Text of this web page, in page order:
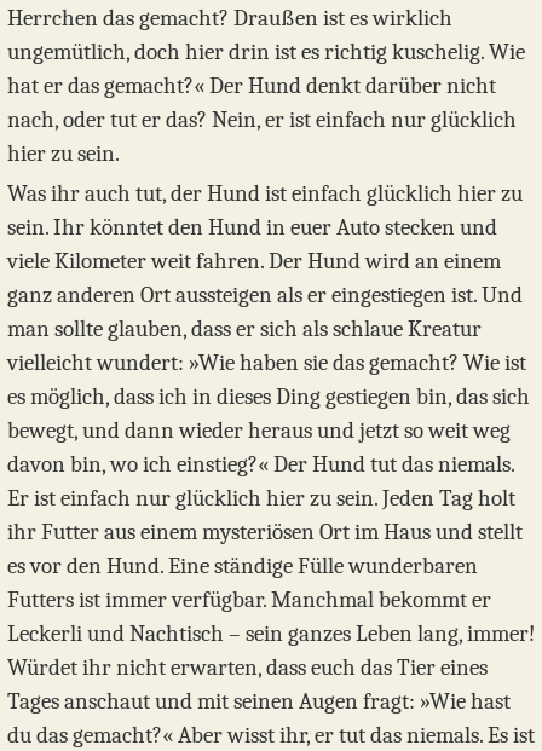
Herrchen das gemacht? Draußen ist es wirklich
ungemütlich, doch hier drin ist es richtig kuschelig. Wie
hat er das gemacht?« Der Hund denkt darüber nicht
nach, oder tut er das? Nein, er ist einfach nur glücklich
hier zu sein.
Was ihr auch tut, der Hund ist einfach glücklich hier zu
sein. Ihr könntet den Hund in euer Auto stecken und
viele Kilometer weit fahren. Der Hund wird an einem
ganz anderen Ort aussteigen als er eingestiegen ist. Und
man sollte glauben, dass er sich als schlaue Kreatur
vielleicht wundert: »Wie haben sie das gemacht? Wie ist
es möglich, dass ich in dieses Ding gestiegen bin, das sich
bewegt, und dann wieder heraus und jetzt so weit weg
davon bin, wo ich einstieg?« Der Hund tut das niemals.
Er ist einfach nur glücklich hier zu sein. Jeden Tag holt
ihr Futter aus einem mysteriösen Ort im Haus und stellt
es vor den Hund. Eine ständige Fülle wunderbaren
Futters ist immer verfügbar. Manchmal bekommt er
Leckerli und Nachtisch – sein ganzes Leben lang, immer!
Würdet ihr nicht erwarten, dass euch das Tier eines
Tages anschaut und mit seinen Augen fragt: »Wie hast
du das gemacht?« Aber wisst ihr, er tut das niemals. Es ist